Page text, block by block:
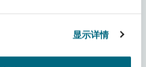
显示详情